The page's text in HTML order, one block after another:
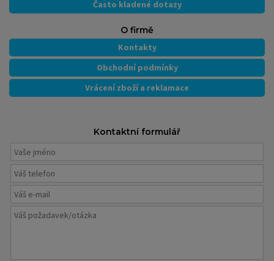
Často kladené dotazy
O firmě
Kontakty
Obchodní podmínky
Vrácení zboží a reklamace
Kontaktní formulář